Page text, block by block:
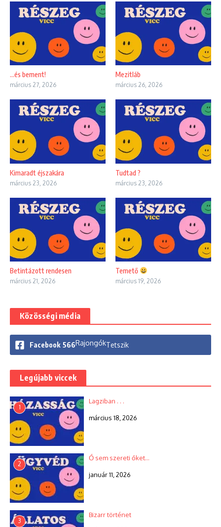
…és bement!
március 27, 2026
Mezitláb
március 26, 2026
Kimaradt éjszakára
március 23, 2026
Tudtad ?
március 23, 2026
Betintázott rendesen
március 21, 2026
Temető
március 19, 2026
Közösségi média
Facebook 566RajongókTetszik
Legújabb viccek
1
Lagziban . . .
március 18, 2026
2
Ő sem szereti őket…
január 11, 2026
3
Bizarr történet